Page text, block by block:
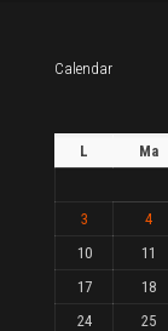
Calendar
L Ma
3
4
10
11
17
18
24
25